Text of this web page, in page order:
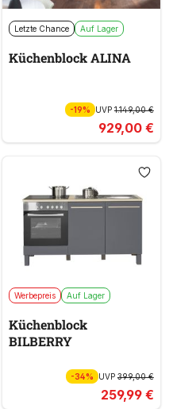
Letzte Chance Auf Lager
Küchenblock ALINA
-19% UVP1.149,00 €
929,00 €
Werbepreis Auf Lager
Küchenblock
BILBERRY
-34% UVP399,00 €
259,99 €